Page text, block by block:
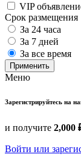
VIP
Срок размещения
За 24 часа
За 7 дней
За все время
Применить
Меню
Зарегистрируйтесь на
и получите 2,000
Войти или